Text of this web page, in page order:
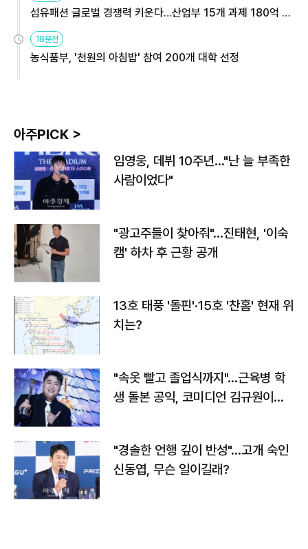
섬유패션 글로벌 경쟁력 키운다…산업부 15개 과제 180억 지
18분전
농식품부, '천원의 아침밥' 참여 200개 대학 선정
아주PICK >
임영웅, 데뷔 10주년…"난 늘 부족한
사람이었다"
"광고주들이 찾아줘"…진태현, '이숙
캠' 하차 후 근황 공개
13호 태풍 '돌핀'·15호 '찬홈' 현재 위
치는?
"속옷 빨고 졸업식까지"…근육병 학
생 돌본 공익, 코미디언 김규원이었
"경솔한 언행 깊이 반성"…고개 숙인
신동엽, 무슨 일이길래?